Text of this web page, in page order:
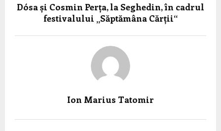
Dósa și Cosmin Perța, la Seghedin, în cadrul
festivalului „Săptămâna Cărții“
Ion Marius Tatomir